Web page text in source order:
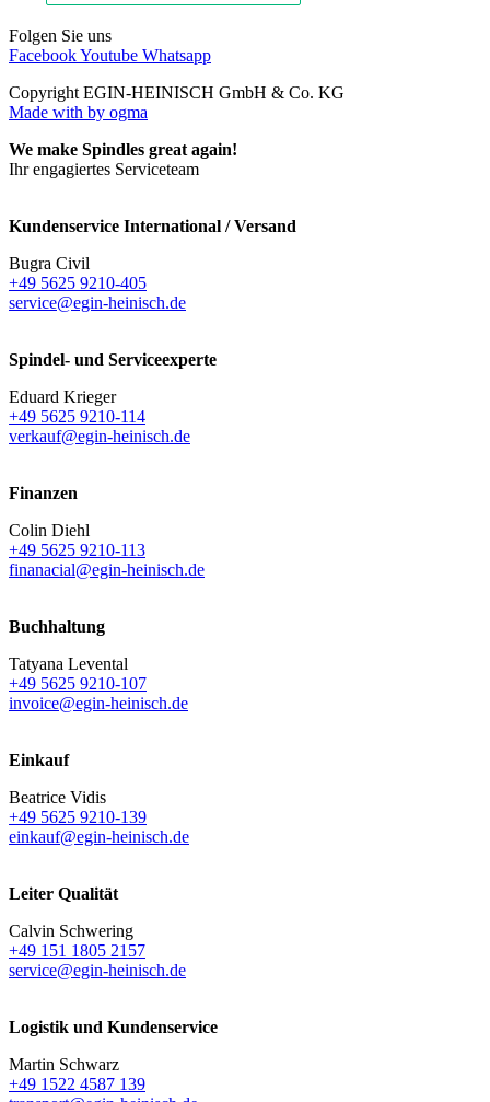
Folgen Sie uns
FacebookYoutube Whatsapp
Copyright EGIN-HEINISCH GmbH & Co. KG
Made with by ogma
We make Spindles great again!
Ihr engagiertes Serviceteam
Kundenservice International / Versand
Bugra Civil
+49 5625 9210-405
service@egin-heinisch.de
Spindel- und Serviceexperte
Eduard Krieger
+49 5625 9210-114
verkauf@egin-heinisch.de
Finanzen
Colin Diehl
+49 5625 9210-113
finanacial@egin-heinisch.de
Buchhaltung
Tatyana Levental
+49 5625 9210-107
invoice@egin-heinisch.de
Einkauf
Beatrice Vidis
+49 5625 9210-139
einkauf@egin-heinisch.de
Leiter Qualität
Calvin Schwering
+49 151 1805 2157
service@egin-heinisch.de
Logistik und Kundenservice
Martin Schwarz
+49 1522 4587 139